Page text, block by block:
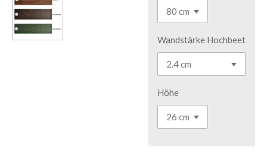
Wandstärke Hochbeet
Höhe